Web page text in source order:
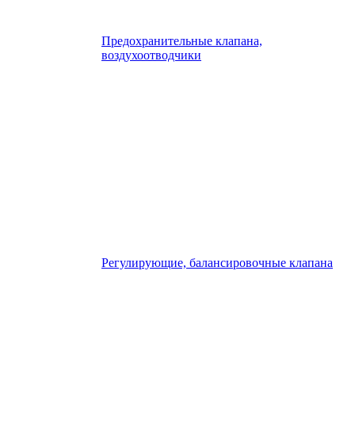
Предохранительные клапана,
воздухоотводчики
Регулирующие, балансировочные клапана